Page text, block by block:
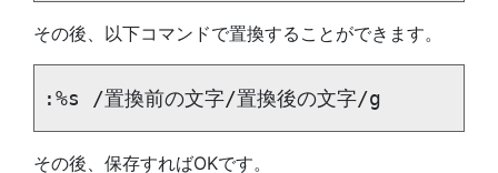
その後、以下コマンドで置換することができます。
:%s /置換前の文字/置換後の文字/g
その後、保存すればOKです。